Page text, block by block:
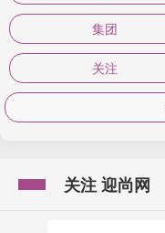
集团
关注
关注 迎尚网